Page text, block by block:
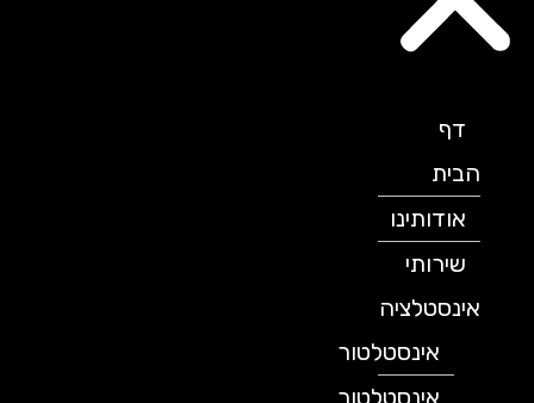
הבית
אודותינו
שירותי
אינסטלציה
אינסטלטור
אינסטלטור